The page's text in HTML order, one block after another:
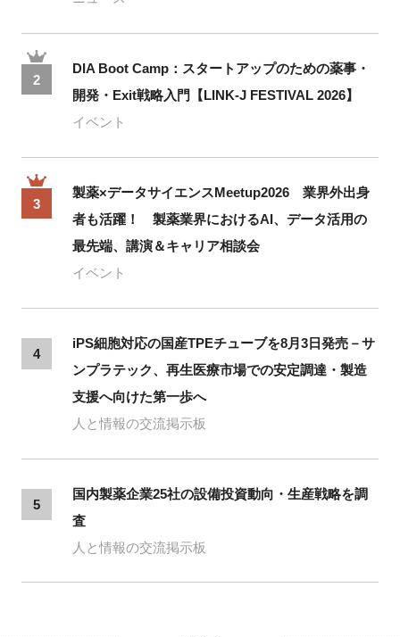
2
DIA Boot Camp：スタートアップのための薬事・
開発・Exit戦略入門【LINK-J FESTIVAL 2026】
イベント
3
製薬×データサイエンスMeetup2026 業界外出身
者も活躍！ 製薬業界におけるAI、データ活用の
最先端、講演＆キャリア相談会
イベント
4
iPS細胞対応の国産TPEチューブを8月3日発売－サ
ンプラテック、再生医療市場での安定調達・製造
支援へ向けた第一歩へ
人と情報の交流掲示板
5
国内製薬企業25社の設備投資動向・生産戦略を調
査
人と情報の交流掲示板